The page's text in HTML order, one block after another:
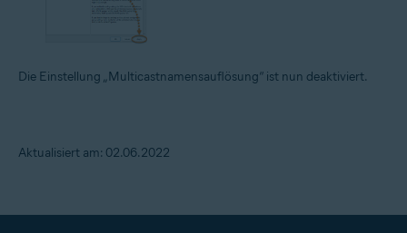
Die Einstellung „Multicastnamensauflösung“ ist nun deaktiviert.
Aktualisiert am: 02.06.2022